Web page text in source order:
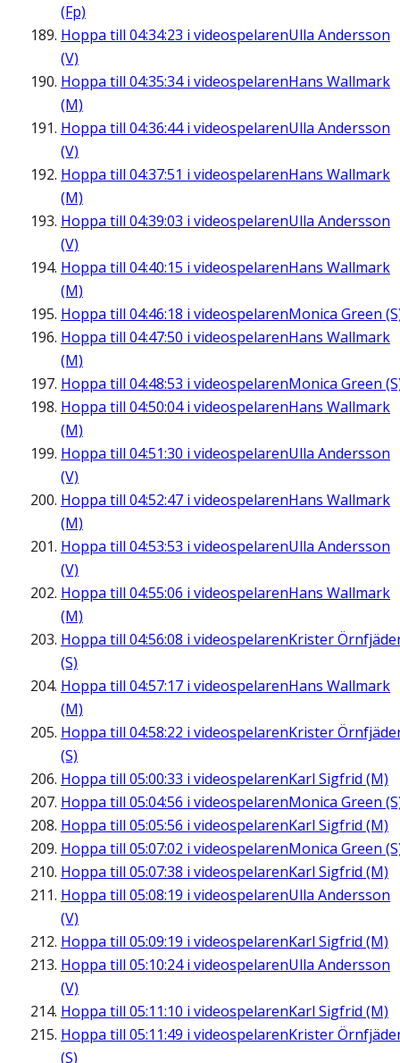
(Fp)
Hoppa till 04:34:23 i videospelarenUlla Andersson
(V)
Hoppa till 04:35:34i videospelarenHans Wallmark
(M)
Hoppa till 04:36:44i videospelarenUlla Andersson
(V)
Hoppa till 04:37:51 i videospelarenHans Wallmark
(M)
Hoppa till 04:39:03 i videospelarenUlla Andersson
(V)
Hoppa till 04:40:15 i videospelarenHans Wallmark
(M)
Hoppa till 04:46:18 i videospelarenMonica Green
Hoppa till 04:47:50 i videospelarenHans Wallmark
(M)
Hoppa till 04:48:53 i videospelarenMonica Green
Hoppa till 04:50:04i videospelarenHans Wallmark
(M)
Hoppa till 04:51:30 i videospelarenUlla Andersson
(V)
Hoppa till 04:52:47 i videospelarenHans Wallmark
(M)
Hoppa till 04:53:53 i videospelarenUlla Andersson
(V)
Hoppa till 04:55:06 i videospelarenHans Wallmark
(M)
Hoppa till 04:56:08 i videospelarenKrister
(S)
Hoppa till 04:57:17 i videospelarenHans Wallmark
(M)
Hoppa till 04:58:22 i videospelarenKrister
(S)
Hoppa till 05:00:33 i videospelarenKarl Sigfrid (M)
Hoppa till 05:04:56 i videospelarenMonica Green
Hoppa till 05:05:56 i videospelarenKarl Sigfrid (M)
Hoppa till 05:07:02 i videospelarenMonica Green
Hoppa till 05:07:38 i videospelarenKarl Sigfrid (M)
Hoppa till 05:08:19 i videospelarenUlla Andersson
(V)
Hoppa till 05:09:19 i videospelarenKarl Sigfrid (M)
Hoppa till 05:10:24i videospelarenUlla Andersson
(V)
Hoppa till 05:11:10 i videospelarenKarl Sigfrid (M)
Hoppa till 05:11:49 i videospelarenKrister
(S)